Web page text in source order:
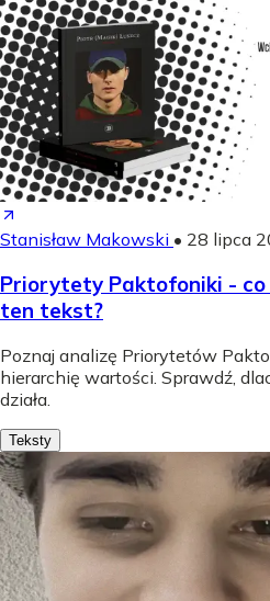
Stanisław Makowski • 28 lipca
Priorytety Paktofoniki -
ten tekst?
Poznaj analizę Priorytetów
hierarchię wartości. Sprawdź,
działa.
Teksty